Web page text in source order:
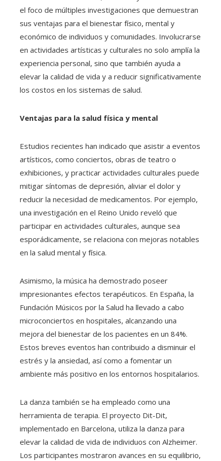
el foco de múltiples investigaciones que demuestran
sus ventajas para el bienestar físico, mental y
económico de individuos y comunidades. Involucrarse
en actividades artísticas y culturales no solo amplía la
experiencia personal, sino que también ayuda a
elevar la calidad de vida y a reducir significativamente
los costos en los sistemas de salud.
Ventajas para la salud física y mental
Estudios recientes han indicado que asistir a eventos
artísticos, como conciertos, obras de teatro o
exhibiciones, y practicar actividades culturales puede
mitigar síntomas de depresión, aliviar el dolor y
reducir la necesidad de medicamentos. Por ejemplo,
una investigación en el Reino Unido reveló que
participar en actividades culturales, aunque sea
esporádicamente, se relaciona con mejoras notables
en la salud mental y física.
Asimismo, la música ha demostrado poseer
impresionantes efectos terapéuticos. En España, la
Fundación Músicos por la Salud ha llevado a cabo
microconciertos en hospitales, alcanzando una
mejora del bienestar de los pacientes en un 84%.
Estos breves eventos han contribuido a disminuir el
estrés y la ansiedad, así como a fomentar un
ambiente más positivo en los entornos hospitalarios.
La danza también se ha empleado como una
herramienta de terapia. El proyecto Dit-Dit,
implementado en Barcelona, utiliza la danza para
elevar la calidad de vida de individuos con Alzheimer.
Los participantes mostraron avances en su equilibrio,